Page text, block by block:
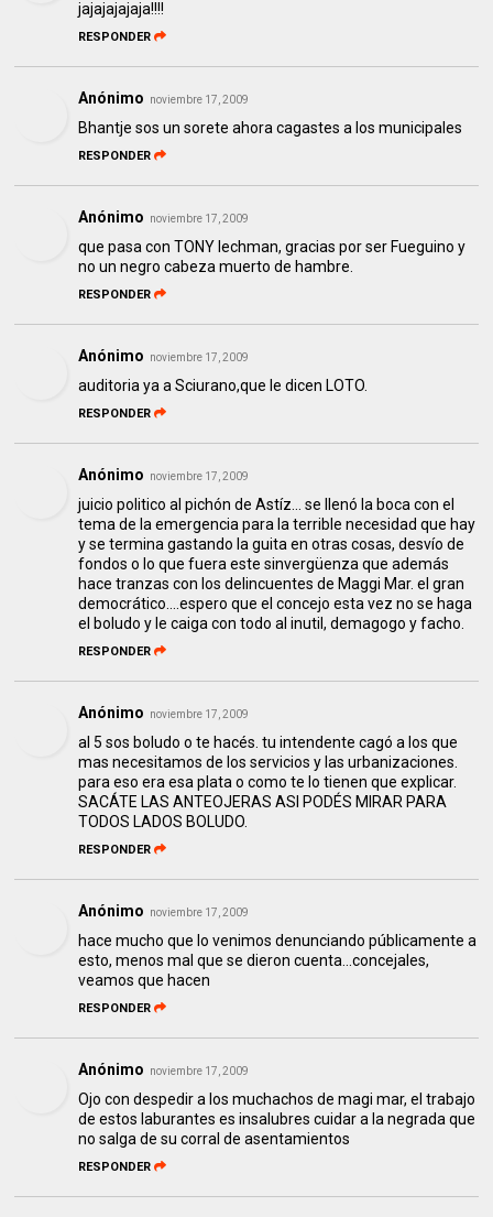
jajajajajaja!!!!
RESPONDER
Anónimo noviembre 17, 2009
Bhantje sos un sorete ahora cagastes a los municipales
RESPONDER
Anónimo noviembre 17, 2009
que pasa con TONY lechman, gracias por ser Fueguino y
no un negro cabeza muerto de hambre.
RESPONDER
Anónimo noviembre 17, 2009
auditoria ya a Sciurano,que le dicen LOTO.
RESPONDER
Anónimo noviembre 17, 2009
juicio politico al pichón de Astíz... se llenó la boca con el
tema de la emergencia para la terrible necesidad que hay
y se termina gastando la guita en otras cosas, desvío de
fondos o lo que fuera este sinvergüenza que además
hace tranzas con los delincuentes de Maggi Mar. el gran
democrático....espero que el concejo esta vez no se haga
el boludo y le caiga con todo al inutil, demagogo y facho.
RESPONDER
Anónimo noviembre 17, 2009
al 5 sos boludo o te hacés. tu intendente cagó a los que
mas necesitamos de los servicios y las urbanizaciones.
para eso era esa plata o como te lo tienen que explicar.
SACÁTE LAS ANTEOJERAS ASI PODÉS MIRAR PARA
TODOS LADOS BOLUDO.
RESPONDER
Anónimo noviembre 17, 2009
hace mucho que lo venimos denunciando públicamente a
esto, menos mal que se dieron cuenta...concejales,
veamos que hacen
RESPONDER
Anónimo noviembre 17, 2009
Ojo con despedir a los muchachos de magi mar, el trabajo
de estos laburantes es insalubres cuidar a la negrada que
no salga de su corral de asentamientos
RESPONDER